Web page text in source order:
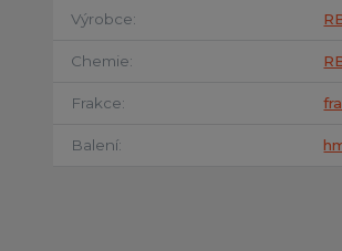
Výrobce
Chemie
Frakce
Balení